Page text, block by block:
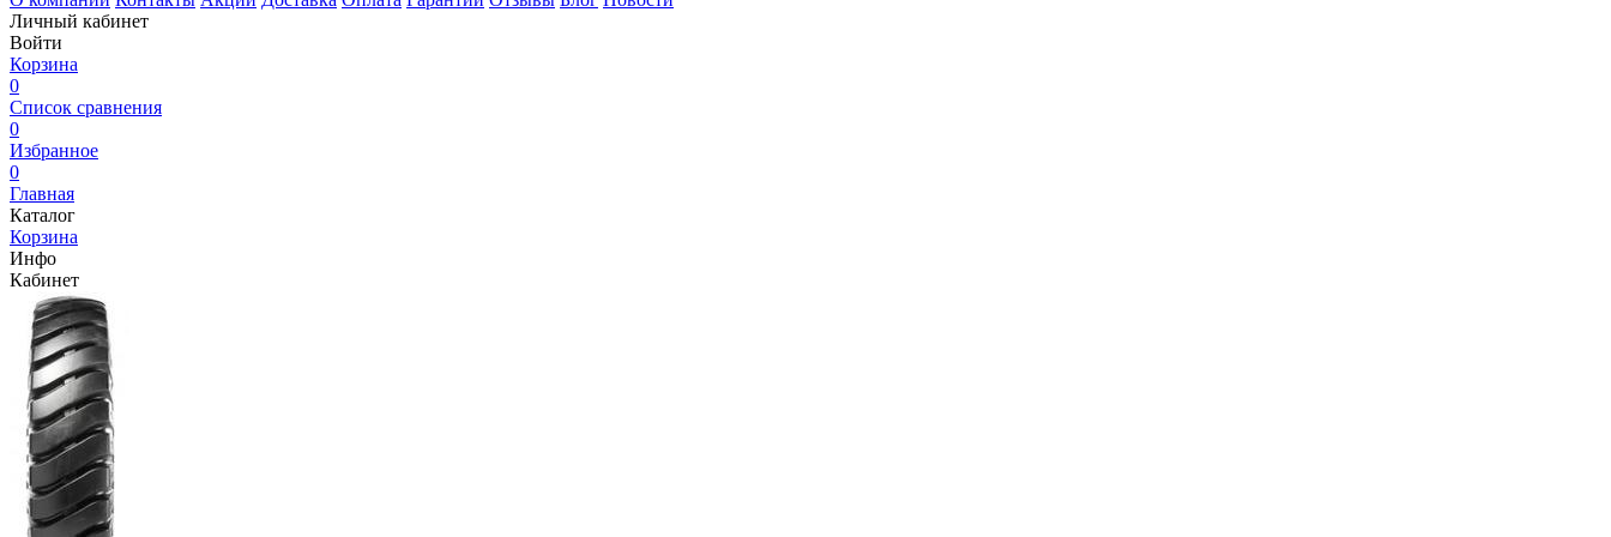
Личный кабинет
Войти
Корзина
0
Список сравнения
0
Избранное
0
Главная
Каталог
Корзина
Инфо
Кабинет